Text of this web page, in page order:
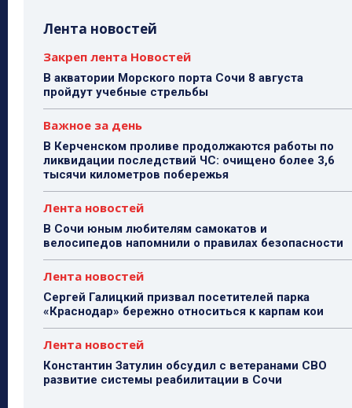
Лента новостей
Закреп лента Новостей
В акватории Морского порта Сочи 8 августа
пройдут учебные стрельбы
Важное за день
В Керченском проливе продолжаются работы по
ликвидации последствий ЧС: очищено более 3,6
тысячи километров побережья
Лента новостей
В Сочи юным любителям самокатов и
велосипедов напомнили о правилах безопасности
Лента новостей
Сергей Галицкий призвал посетителей парка
«Краснодар» бережно относиться к карпам кои
Лента новостей
Константин Затулин обсудил с ветеранами СВО
развитие системы реабилитации в Сочи